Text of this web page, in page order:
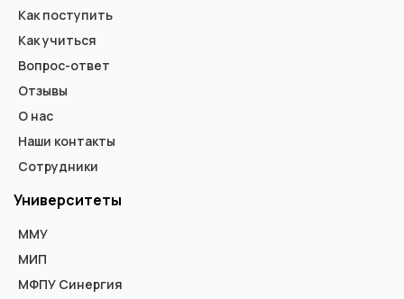
Как поступить
Как учиться
Вопрос-ответ
Отзывы
О нас
Наши контакты
Сотрудники
Университеты
ММУ
МИП
МФПУ Синергия